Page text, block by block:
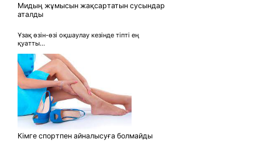
Мидың жұмысын жақсартатын сусындар
аталды
Ұзақ өзін-өзі оқшаулау кезінде тіпті ең
қуатты...
Кімге спортпен айналысуға болмайды